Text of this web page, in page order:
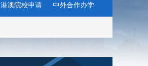
港澳院校申请 中外合作办学